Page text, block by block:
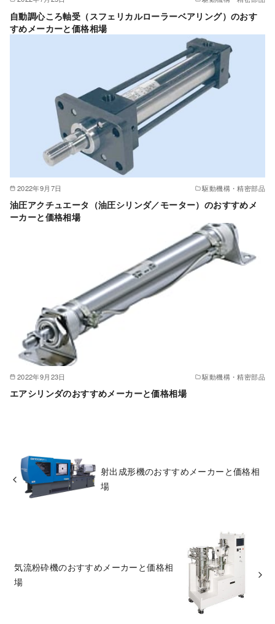
自動調心ころ軸受（スフェリカルローラーベアリング）のおす
すめメーカーと価格相場
2022年9月7日 駆動機構・精密部品
油圧アクチュエータ（油圧シリンダ／モーター）のおすすめメ
ーカーと価格相場
2022年9月23日 駆動機構・精密部品
エアシリンダのおすすめメーカーと価格相場
射出成形機のおすすめメーカーと価格相
場
気流粉砕機のおすすめメーカーと価格相
場